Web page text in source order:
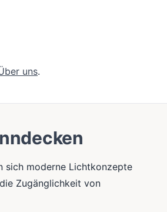
uns.
sich moderne Lichtkonzepte
Zugänglichkeit von